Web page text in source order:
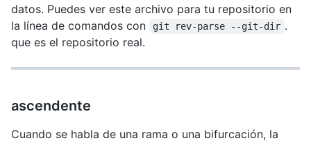
datos. Puedes ver este archivo para tu repositorio en
la línea de comandos con
git rev-parse --git-dir .
que es el repositorio real.
ascendente
Cuando se habla de una rama o una bifurcación, la